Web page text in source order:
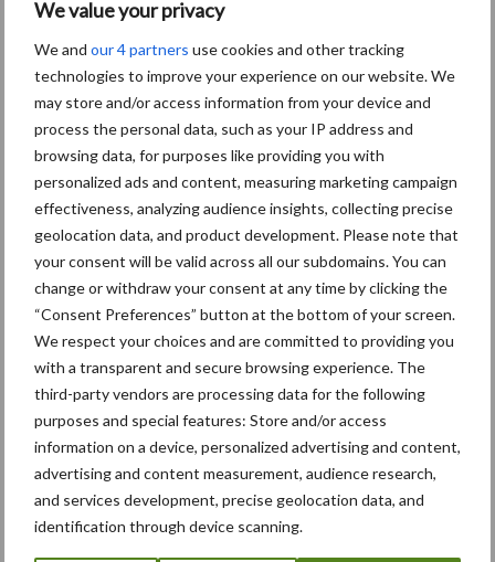
We value your privacy
We and our 4 partners use cookies and other tracking
technologies to improve your experience on our website. We
may store and/or access information from your device and
process the personal data, such as your IP address and
browsing data, for purposes like providing you with
personalized ads and content, measuring marketing campaign
effectiveness, analyzing audience insights, collecting precise
geolocation data, and product development. Please note that
your consent will be valid across all our subdomains. You can
change or withdraw your consent at any time by clicking the
“Consent Preferences” button at the bottom of your screen.
We respect your choices and are committed to providing you
with a transparent and secure browsing experience. The
third-party vendors are processing data for the following
purposes and special features: Store and/or access
information on a device, personalized advertising and content,
advertising and content measurement, audience research,
and services development, precise geolocation data, and
identification through device scanning.
Caterpillar breidt gamma elektrische bulldozers uit
Komatsu HM460-6 knikdumper legt lat opnieuw hoger
Nieuwe compacte gedragen pootcombinatie van AVR
Recente reacties
Paul JacobsopFendt kondigt nieuwe trekker aan deze
herfst
Bart PersoonopFendt kondigt nieuwe trekker aan deze
herfst
Edward BakkeropMijn trekker: Case IH Magnum 7250
PRO van Donaat Croes
Danny HoerensopLoonwerker in beeld: Landbouwwerken
Hoerens (Zottegem)